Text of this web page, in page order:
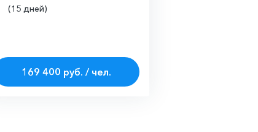
(15 дней)
169 400 руб. / чел.